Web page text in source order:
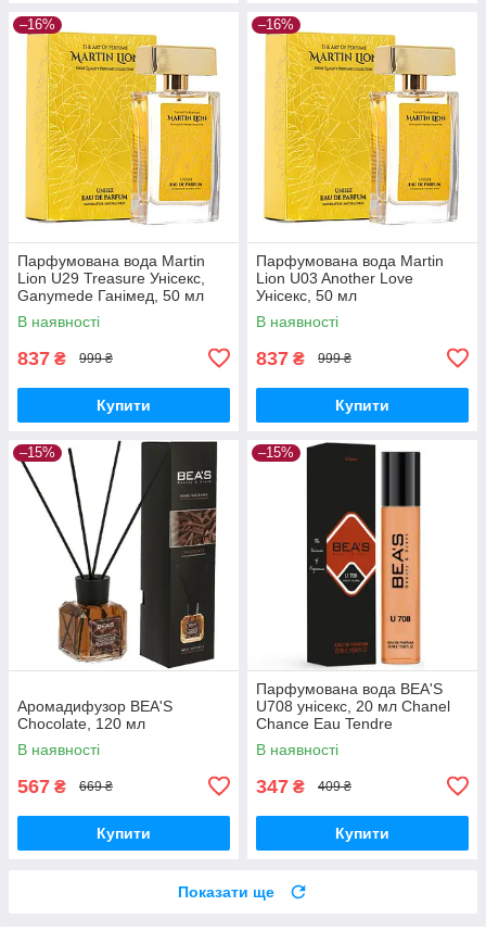
–16%
Парфумована вода Martin
Lion U29 Treasure Унісекс,
Ganymede Ганімед, 50 мл
В наявності
837 ₴ 999 ₴
Купити
–16%
Парфумована вода Martin
Lion U03 Another Love
Унісекс, 50 мл
В наявності
837 ₴ 999 ₴
Купити
–15%
Аромадифузор BEA'S
Chocolate, 120 мл
В наявності
567 ₴ 669 ₴
Купити
–15%
Парфумована вода BEA'S
U708 унісекс, 20 мл Chanel
Chance Eau Tendre
В наявності
347 ₴ 409 ₴
Купити
Показати ще